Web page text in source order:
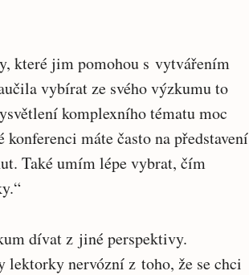
které jim pomohou s vytvářením
vybírat ze svého výzkumu to
komplexního tématu moc
máte často na představení
Také umím lépe vybrat, čím
dívat z jiné perspektivy.
lektorky nervózní z toho, že se chci